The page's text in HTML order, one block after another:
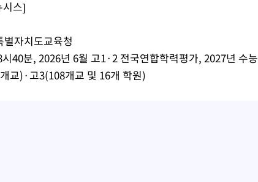
군장관 보안허가 취소…“에어포스원 기밀정보, 언론
진…북한과 분쟁시 주한 미군 취약해질 수 있어”
스]
자치도교육청
40분, 2026년 6월 고1·2 전국연합학력평가, 2027년 수
교)·고3(108개교 및 16개 학원)